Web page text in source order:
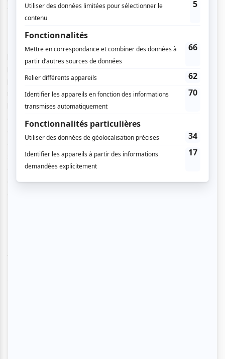
transparence cinématographique « à l’américaine ».
retrace aussi un événement méconnu du grand
public qui s’inscrit dans un contexte spatio-temporel
particulier, parfaitement mis en scène. En effet, en
parallèle des séquences dans l’espace,
représente les querelles presque risibles entre l’URSS et
les États-Unis durant la guerre froide où la vie des deux
cosmonautes semble mise au second plan face au conflit
géopolitique. La représentation des femmes est aussi
caractéristique de cette période du XXe siècle par leurs
statuts et leurs dialogues (rappelons la séquence
désarçonnante qui a fait rire toute la salle, où la petite fille
de 4 ans explique que les généraux de l’URSS ne vont pas
force des personnages à l’écran, les plans de sorties